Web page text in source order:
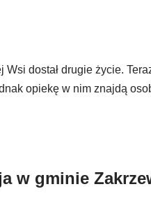
dostał drugie życie.
opiekę w nim znajdą
w gminie